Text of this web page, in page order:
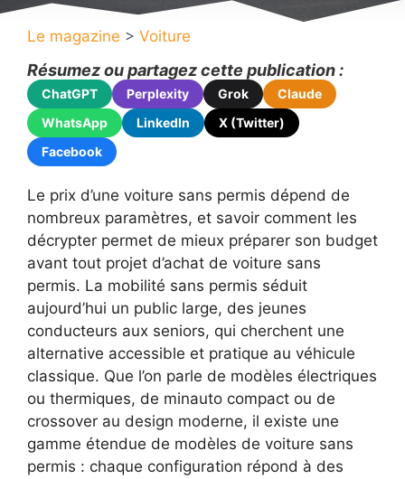
Le magazine > Voiture
Résumez ou partagez cette publication :
ChatGPT Perplexity Grok
Claude
WhatsApp
LinkedIn
X (Twitter)
Facebook
Le prix d’une voiture sans permis dépend de
nombreux paramètres, et savoir comment les
décrypter permet de mieux préparer son budget
avant tout projet d’achat de voiture sans
permis. La mobilité sans permis séduit
aujourd’hui un public large, des jeunes
conducteurs aux seniors, qui cherchent une
alternative accessible et pratique au véhicule
classique. Que l’on parle de modèles électriques
ou thermiques, de minauto compact ou de
crossover au design moderne, il existe une
gamme étendue de modèles de voiture sans
permis : chaque configuration répond à des